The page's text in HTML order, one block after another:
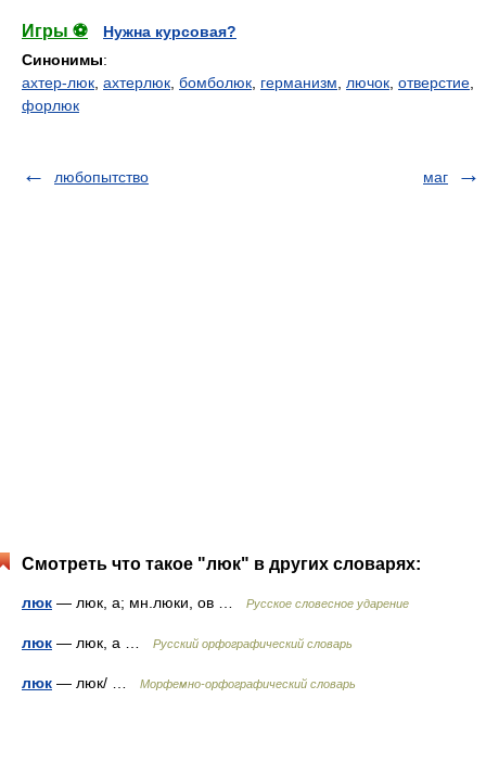
Игры ⚽
Нужна курсовая?
Синонимы:
ахтер-люк ахтерлюк бомболюк германизм лючок отверстие
форлюк
любопытство маг
Смотреть что такое "люк" в других словарях:
люк — люк, а; мн.люки, ов … Русское словесное ударение
люк — люк, а … Русский орфографический словарь
люк — люк/ … Морфемно-орфографический словарь